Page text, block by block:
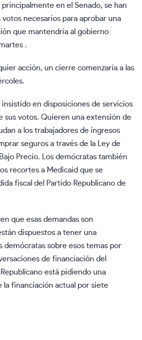
en el Senado, se han
votos necesarios para aprobar una
que mantendría al gobierno
.
acción, un cierre comenzaría a las
insistido en disposiciones de servicios
sus votos. Quieren una extensión de
a los trabajadores de ingresos
seguros a través de la Ley de
Precio. Los demócratas también
recortes a Medicaid que se
fiscal del Partido Republicano de
que esas demandas son
dispuestos a tener una
demócratas sobre esos temas por
de financiación del
está pidiendo una
la financiación actual por siete